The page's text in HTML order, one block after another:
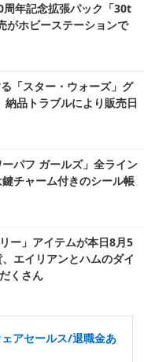
周年記念拡張パック「30t
がホビーステーションで
「スター・ウォーズ」グ
納品トラブルにより販売日
ーパフ ガールズ」全ライン
チャーム付きのシール帳
ー」アイテムが本日8月5
エイリアンとハムのダイ
くさん
アセールス/退職金あ